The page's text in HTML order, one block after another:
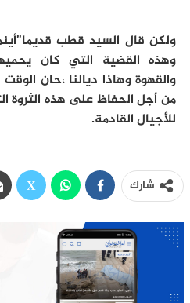
ولكن قال السيد قطب
وهذه القضية التي كان
والقهوة وهاذا ديالنا ،حان
من أجل الحفاظ على هذه الثروة
للأجيال القادمة.
شارك